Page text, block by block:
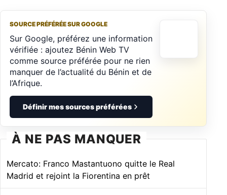
SOURCE PRÉFÉRÉE SUR GOOGLE
Sur Google, préférez une information
vérifiée : ajoutez Bénin Web TV
comme source préférée pour ne rien
manquer de l’actualité du Bénin et de
l’Afrique.
Définir mes sources préférées
À NE PAS MANQUER
Mercato: Franco Mastantuono quitte le Real
Madrid et rejoint la Fiorentina en prêt